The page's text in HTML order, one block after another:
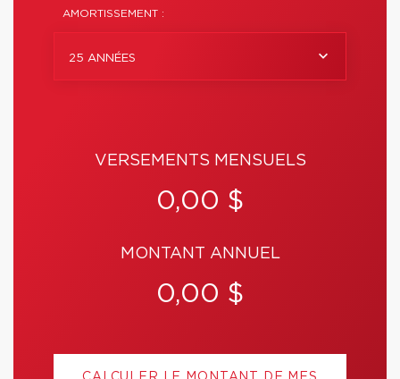
AMORTISSEMENT :
25 ANNÉES
VERSEMENTS MENSUELS
0,00 $
MONTANT ANNUEL
0,00 $